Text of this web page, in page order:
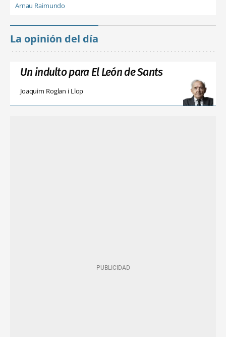
Arnau Raimundo
La opinión del día
Un indulto para El León de Sants
Joaquim Roglan i Llop